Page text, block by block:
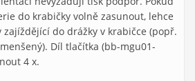
do krabičky volně zasunout, lehce
do drážky v krabičce (popř.
Díl tlačítka (bb-mgu01-
4 x.